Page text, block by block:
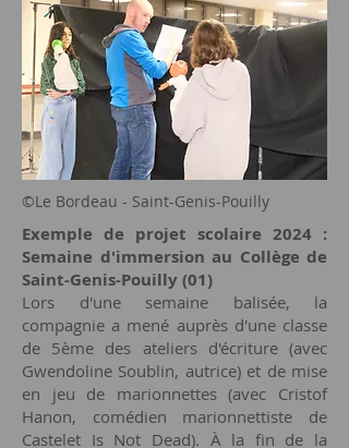
©Le Bordeau - Saint-Genis-Pouilly
Exemple de projet scolaire 2024 :
Semaine d'immersion au Collège de
Saint-Genis-Pouilly (01)
Lors d'une semaine balisée, la
compagnie a mené auprès d'une classe
de 5ème des ateliers d'écriture (avec
Gwendoline Soublin, autrice) et de mise
en jeu de marionnettes (avec Cristof
Hanon, comédien marionnettiste de
Castelet Is Not Dead). À la fin de la